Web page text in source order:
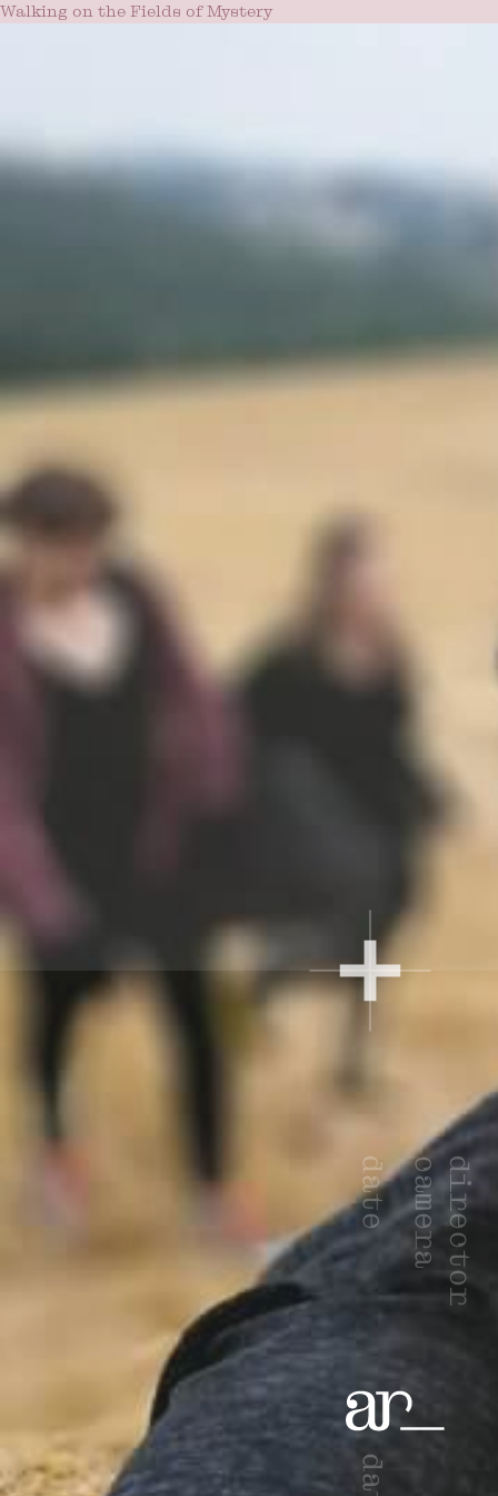
Walking on the Fields of Mystery